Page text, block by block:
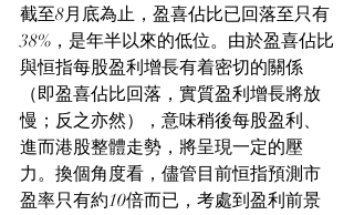
截至8月底為止，盈喜佔比已回落至只有
38%，是年半以來的低位。由於盈喜佔比
與恒指每股盈利增長有着密切的關係
（即盈喜佔比回落，實質盈利增長將放
慢；反之亦然），意味稍後每股盈利、
進而港股整體走勢，將呈現一定的壓
力。換個角度看，儘管目前恒指預測市
盈率只有約10倍而已，考處到盈利前景